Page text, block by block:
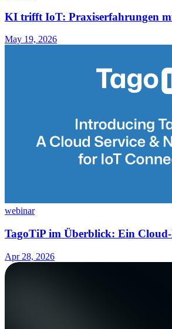
KI trifft IoT: Praxiserfahrungen
May 19, 2026
webinar
TagoTiP im Überblick: Ein
Apr 28, 2026